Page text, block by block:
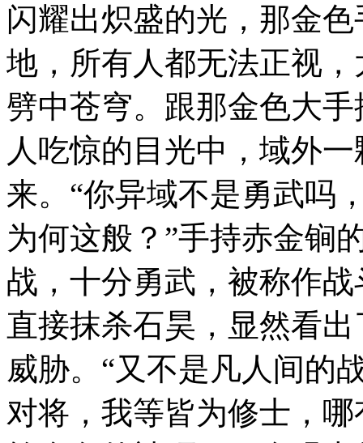
闪耀出炽盛的光，那金
地，所有人都无法正视
劈中苍穹。跟那金色大
人吃惊的目光中，域外
来。“你异域不是勇武吗
为何这般？”手持赤金锏
战，十分勇武，被称作
直接抹杀石昊，显然看
威胁。“又不是凡人间的
对将，我等皆为修士，